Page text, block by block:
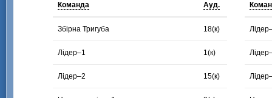
Команда Ауд.
Збірна Тригуба 18(к)
Лідер–1 1(к)
Лідер–2 15(к)